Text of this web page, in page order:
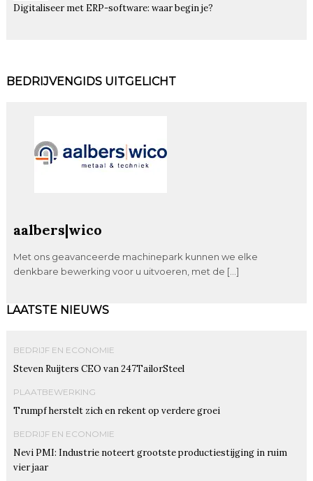
Digitaliseer met ERP-software: waar begin je?
BEDRIJVENGIDS UITGELICHT
aalbers|wico
Met ons geavanceerde machinepark kunnen we elke
denkbare bewerking voor u uitvoeren, met de […]
LAATSTE NIEUWS
BEDRIJF EN ECONOMIE
Steven Ruijters CEO van 247TailorSteel
PLAATBEWERKING
Trumpf herstelt zich en rekent op verdere groei
BEDRIJF EN ECONOMIE
Nevi PMI: Industrie noteert grootste productiestijging in ruim
vier jaar